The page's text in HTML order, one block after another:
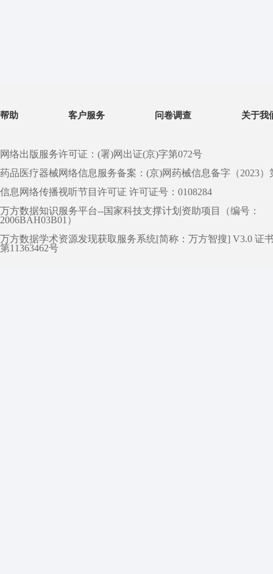
帮助 客户服务 问卷调查 关于我
网络出版服务许可证：(署)网出证(京)字第072号
药品医疗器械网络信息服务备案：(京)网药械信息备字（2023）
信息网络传播视听节目许可证 许可证号：0108284
万方数据知识服务平台--国家科技支撑计划资助项目（编号：
2006BAH03B01）
万方数据学术资源发现获取服务系统[简称：万方智搜] V3.0 证
第11363462号